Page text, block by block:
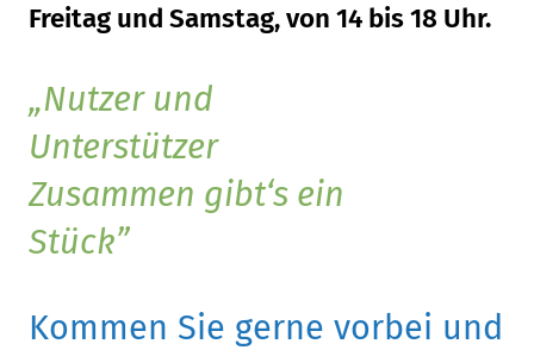
Freitag und Samstag, von 14 bis 18 Uhr.
Nutzer und
Unterstützer
Zusammen gibt‘s ein
Stück
Kommen Sie gerne vorbei und